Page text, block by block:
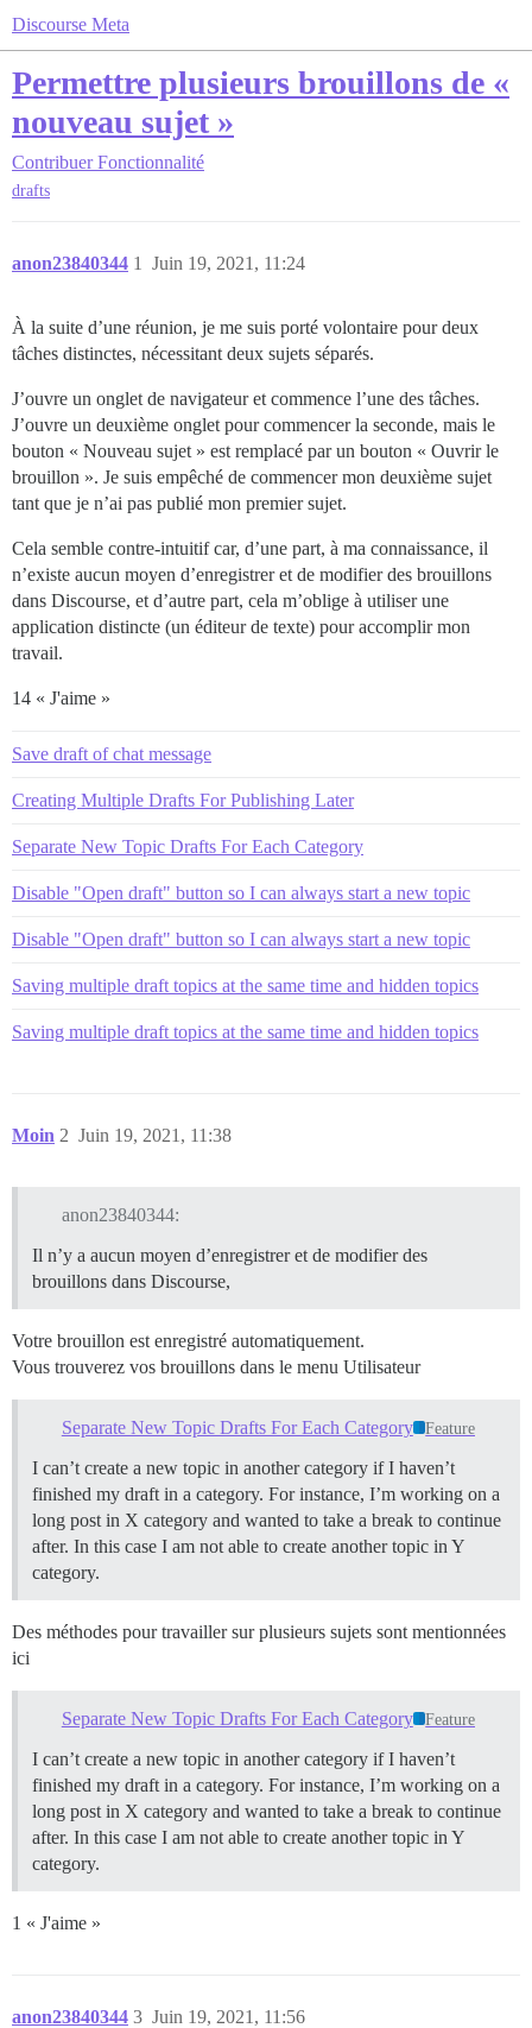
Discourse Meta
Permettre plusieurs brouillons de «
nouveau sujet »
Contribuer Fonctionnalité
drafts
anon23840344 Juin 19, 2021, 11:24
1
À la suite d’une réunion, je me suis porté volontaire pour deux
tâches distinctes, nécessitant deux sujets séparés.
J’ouvre un onglet de navigateur et commence l’une des tâches.
J’ouvre un deuxième onglet pour commencer la seconde, mais le
bouton « Nouveau sujet » est remplacé par un bouton « Ouvrir le
brouillon ». Je suis empêché de commencer mon deuxième sujet
tant que je n’ai pas publié mon premier sujet.
Cela semble contre-intuitif car, d’une part, à ma connaissance, il
n’existe aucun moyen d’enregistrer et de modifier des brouillons
dans Discourse, et d’autre part, cela m’oblige à utiliser une
application distincte (un éditeur de texte) pour accomplir mon
travail.
14 « J'aime »
Save draft of chat message
Creating Multiple Drafts For Publishing Later
Separate New Topic Drafts For Each Category
Disable "Open draft" button so I can always start a new topic
Disable "Open draft" button so I can always start a new topic
Saving multiple draft topics at the same time and hidden topics
Saving multiple draft topics at the same time and hidden topics
Moin Juin 19, 2021, 11:38
2
anon23840344:
Il n’y a aucun moyen d’enregistrer et de modifier des
brouillons dans Discourse,
Votre brouillon est enregistré automatiquement.
Vous trouverez vos brouillons dans le menu Utilisateur
Separate New Topic Drafts For Each Category Feature
I can’t create a new topic in another category if I haven’t
finished my draft in a category. For instance, I’m working on a
long post in X category and wanted to take a break to continue
after. In this case I am not able to create another topic in Y
category.
Des méthodes pour travailler sur plusieurs sujets sont mentionnées
ici
Separate New Topic Drafts For Each Category Feature
I can’t create a new topic in another category if I haven’t
finished my draft in a category. For instance, I’m working on a
long post in X category and wanted to take a break to continue
after. In this case I am not able to create another topic in Y
category.
1 « J'aime »
anon23840344 Juin 19, 2021, 11:56
3